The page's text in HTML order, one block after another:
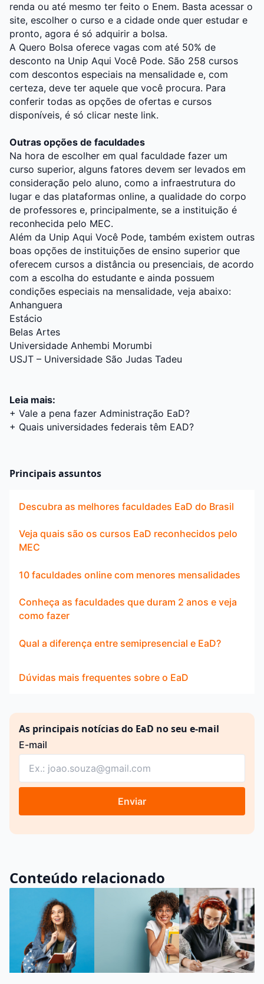
renda ou até mesmo ter feito o Enem. Basta acessar o
site, escolher o curso e a cidade onde quer estudar e
pronto, agora é só adquirir a bolsa.
A Quero Bolsa oferece vagas com até 50% de
desconto na Unip Aqui Você Pode. São 258 cursos
com descontos especiais na mensalidade e, com
certeza, deve ter aquele que você procura. Para
conferir todas as opções de ofertas e cursos
disponíveis, é só clicar neste link.
Outras opções de faculdades
Na hora de escolher em qual faculdade fazer um
curso superior, alguns fatores devem ser levados em
consideração pelo aluno, como a infraestrutura do
lugar e das plataformas online, a qualidade do corpo
de professores e, principalmente, se a instituição é
reconhecida pelo MEC.
Além da Unip Aqui Você Pode, também existem outras
boas opções de instituições de ensino superior que
oferecem cursos a distância ou presenciais, de acordo
com a escolha do estudante e ainda possuem
condições especiais na mensalidade, veja abaixo:
Anhanguera
Estácio
Belas Artes
Universidade Anhembi Morumbi
USJT – Universidade São Judas Tadeu
Leia mais:
+ Vale a pena fazer Administração EaD?
+ Quais universidades federais têm EAD?
Principais assuntos
Descubra as melhores faculdades EaD do Brasil
Veja quais são os cursos EaD reconhecidos pelo
MEC
10 faculdades online com menores mensalidades
Conheça as faculdades que duram 2 anos e veja
como fazer
Qual a diferença entre semipresencial e EaD?
Dúvidas mais frequentes sobre o EaD
As principais notícias do EaD no seu e-mail
E-mail
Enviar
Conteúdo relacionado